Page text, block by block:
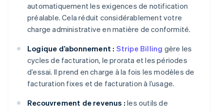
automatiquement les exigences de notification
préalable. Cela réduit considérablement votre
charge administrative en matière de conformité.
Logique d’abonnement : Stripe Billing gère les
cycles de facturation, le prorata et les périodes
d’essai. Il prend en charge à la fois les modèles de
facturation fixes et de facturation à l’usage.
Recouvrement de revenus : les outils de